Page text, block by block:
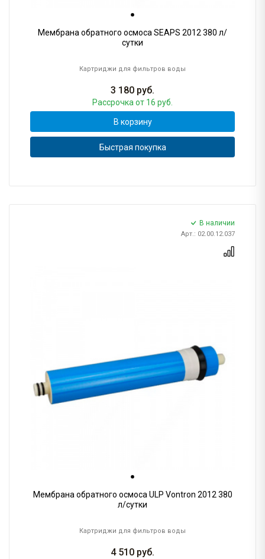
Мембрана обратного осмоса SEAPS 2012 380 л/
сутки
Картриджи для фильтров воды
3 180 руб.
Рассрочка от 16 руб.
В корзину
Быстрая покупка
В наличии
Арт.: 02.00.12.037
Мембрана обратного осмоса ULP Vontron 2012 380
л/сутки
Картриджи для фильтров воды
4 510 руб.